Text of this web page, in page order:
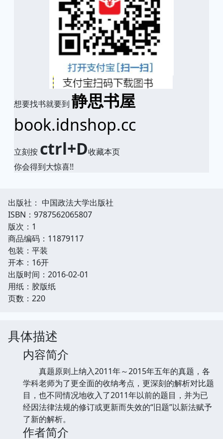
想要找书就要到 静思书屋
book.idnshop.cc
立刻按 ctrl+D收藏本页
你会得到大惊喜!!
出版社： 中国政法大学出版社
ISBN：9787562065807
版次：1
商品编码：11879117
包装：平装
开本：16开
出版时间：2016-02-01
用纸：胶版纸
页数：220
具体描述
内容简介
真题原则上纳入2011年～2015年五年的真题，各
学科老师为了更全面的收纳考点，更深刻的解析对比题
目，也不同情况地收入了2011年以前的题目，并为已
经因法律法规的修订或更新而失效的“旧题”以新法赋予
了新的解析。
作者简介